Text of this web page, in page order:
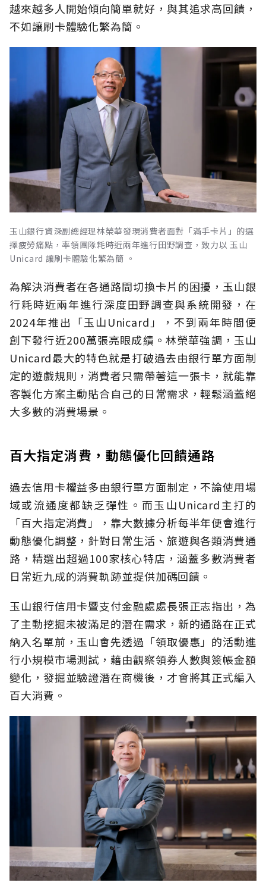
越來越多人開始傾向簡單就好，與其追求高回饋，
不如讓刷卡體驗化繁為簡。
玉山銀行資深副總經理林榮華發現消費者面對「滿手卡片」的選
擇疲勞痛點，率領團隊耗時近兩年進行田野調查，致力以 玉山
Unicard 讓刷卡體驗化繁為簡 。
為解決消費者在各通路間切換卡片的困擾，玉山銀
行耗時近兩年進行深度田野調查與系統開發，在
2024年推出「玉山Unicard」，不到兩年時間便
創下發行近200萬張亮眼成績。林榮華強調，玉山
Unicard最大的特色就是打破過去由銀行單方面制
定的遊戲規則，消費者只需帶著這一張卡，就能靠
客製化方案主動貼合自己的日常需求，輕鬆涵蓋絕
大多數的消費場景。
百大指定消費，動態優化回饋通路
過去信用卡權益多由銀行單方面制定，不論使用場
域或流通度都缺乏彈性。而玉山Unicard主打的
「百大指定消費」，靠大數據分析每半年便會進行
動態優化調整，針對日常生活、旅遊與各類消費通
路，精選出超過100家核心特店，涵蓋多數消費者
日常近九成的消費軌跡並提供加碼回饋。
玉山銀行信用卡暨支付金融處處長張正志指出，為
了主動挖掘未被滿足的潛在需求，新的通路在正式
納入名單前，玉山會先透過「領取優惠」的活動進
行小規模市場測試，藉由觀察領券人數與簽帳金額
變化，發掘並驗證潛在商機後，才會將其正式編入
百大消費。